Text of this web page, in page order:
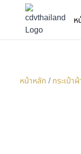
ห
หน้าหลัก / กระเป๋าผ้